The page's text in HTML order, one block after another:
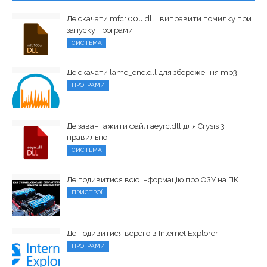
Де скачати mfc100u.dll і виправити помилку при
запуску програми
СИСТЕМА
Де скачати lame_enc.dll для збереження mp3
ПРОГРАМИ
Де завантажити файл aeyrc.dll для Crysis 3
правильно
СИСТЕМА
Де подивитися всю інформацію про ОЗУ на ПК
ПРИСТРОЇ
Де подивитися версію в Internet Explorer
ПРОГРАМИ